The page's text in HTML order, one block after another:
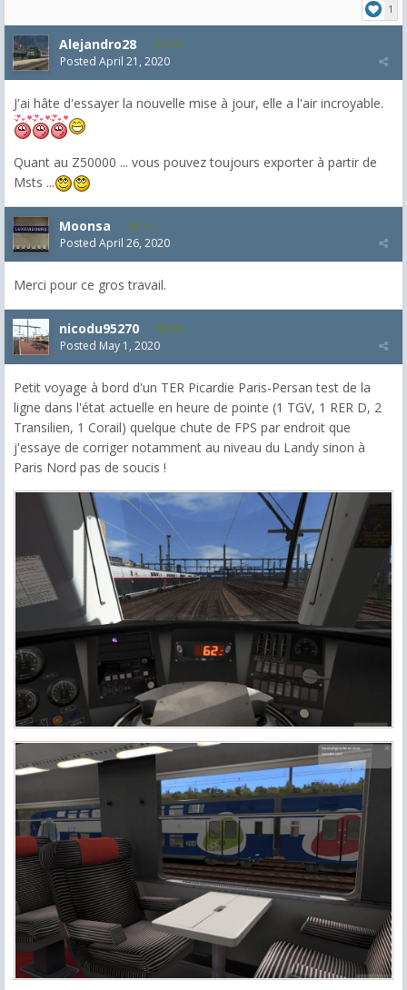
1
Alejandro28 178
Posted April 21, 2020
J'ai hâte d'essayer la nouvelle mise à jour, elle a l'air incroyable.
Quant au Z50000 ... vous pouvez toujours exporter à partir de
Msts ...
Moonsa 34
Posted April 26, 2020
Merci pour ce gros travail.
nicodu95270 801
Posted May 1, 2020
Petit voyage à bord d'un TER Picardie Paris-Persan test de la
ligne dans l'état actuelle en heure de pointe (1 TGV, 1 RER D, 2
Transilien, 1 Corail) quelque chute de FPS par endroit que
j'essaye de corriger notamment au niveau du Landy sinon à
Paris Nord pas de soucis !